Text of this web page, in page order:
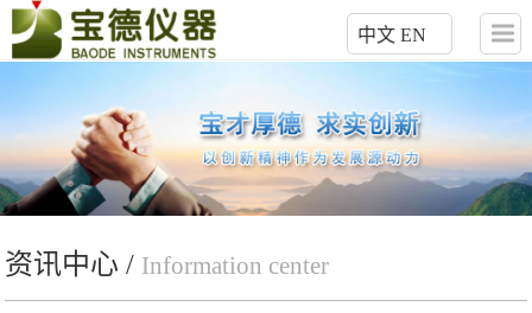
中文 EN
资讯中心 / Information center